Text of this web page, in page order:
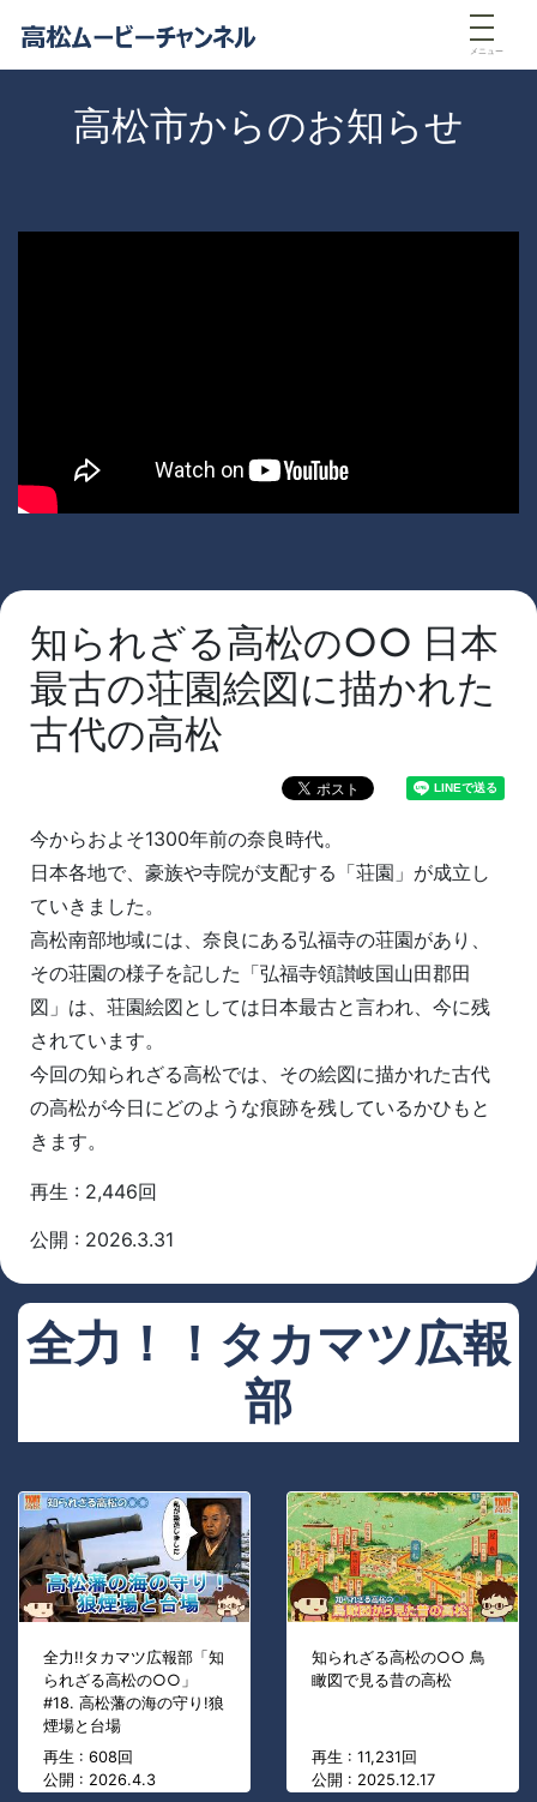
メニュー
高松市からのお知らせ
知られざる高松の○○ 日本
最古の荘園絵図に描かれた
古代の高松
今からおよそ1300年前の奈良時代。
日本各地で、豪族や寺院が支配する「荘園」が成立し
ていきました。
高松南部地域には、奈良にある弘福寺の荘園があり、
その荘園の様子を記した「弘福寺領讃岐国山田郡田
図」は、荘園絵図としては日本最古と言われ、今に残
されています。
今回の知られざる高松では、その絵図に描かれた古代
の高松が今日にどのような痕跡を残しているかひもと
きます。
再生 : 2,446回
公開 : 2026.3.31
全力！！タカマツ広報
部
全力!!タカマツ広報部「知
られざる高松の○○」
#18. 高松藩の海の守り!狼
煙場と台場
再生 : 608回
公開 : 2026.4.3
知られざる高松の○○ 鳥
瞰図で見る昔の高松
再生 : 11,231回
公開 : 2025.12.17